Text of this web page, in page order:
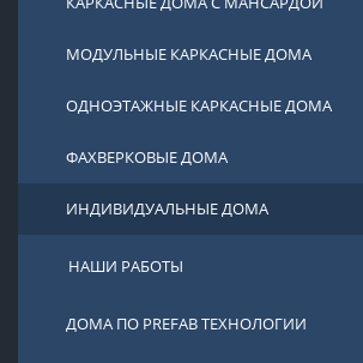
МОДУЛЬНЫЕ КАРКАСНЫЕ ДОМА
ОДНОЭТАЖНЫЕ КАРКАСНЫЕ ДОМА
ФАХВЕРКОВЫЕ ДОМА
ИНДИВИДУАЛЬНЫЕ ДОМА
НАШИ РАБОТЫ
ДОМА ПО PREFAB ТЕХНОЛОГИИ